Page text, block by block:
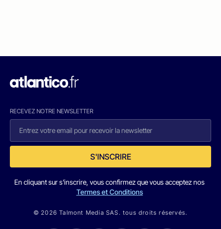
RECEVEZ NOTRE NEWSLETTER
S'INSCRIRE
En cliquant sur s'inscrire, vous confirmez que vous acceptez nos
Termes et Conditions
© 2026 Talmont Media SAS. tous droits réservés.